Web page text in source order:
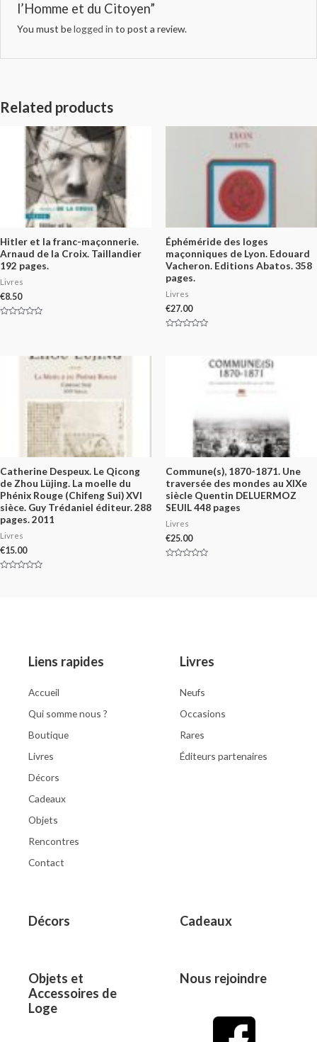
l’Homme et du Citoyen”
You must belogged in to post a review.
Related products
Hitler et la franc-maçonnerie.
Arnaud de la Croix. Taillandier
192 pages.
Livres
€8.50
Éphéméride des loges
maçonniques de Lyon. Edouard
Vacheron. Editions Abatos. 358
pages.
Livres
€27.00
Catherine Despeux. Le Qicong
de Zhou Lüjing. La moelle du
Phénix Rouge (Chifeng Sui) XVI
sièce. Guy Trédaniel éditeur. 288
pages. 2011
Livres
€15.00
Commune(s), 1870-1871. Une
traversée des mondes au XIXe
siècle Quentin DELUERMOZ
SEUIL 448 pages
Livres
€25.00
Liens rapides
Accueil
Qui somme nous ?
Boutique
Livres
Décors
Cadeaux
Objets
Rencontres
Contact
Livres
Neufs
Occasions
Rares
Éditeurs partenaires
Décors Cadeaux
Objets et
Accessoires de
Loge
Nous rejoindre